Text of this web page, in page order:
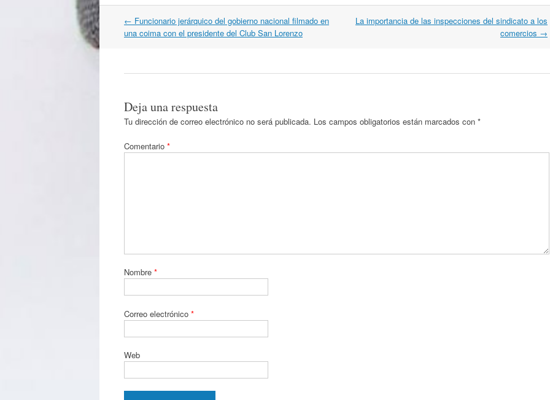
Navegación
por
← Funcionario jerárquico del gobierno nacional filmado en
una coima con el presidente del Club San Lorenzo
La importancia de las inspecciones del sindicato a los
comercios →
Deja una respuesta
Tu dirección de correo electrónico no será publicada. Los campos obligatorios están marcados con *
Comentario *
Nombre *
Correo electrónico *
Web